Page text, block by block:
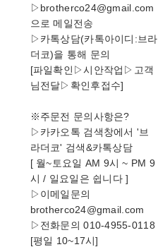
▷brotherco24@gmail.com
으로 메일전송
▷카톡상담(카톡아이디:브라
더코)을 통해 문의
[파일확인▷시안작업▷고객
님전달▷확인후접수]
※주문전 문의사항은?
▷카카오톡 검색창에서 '브
라더코' 검색&카톡상담
[ 월~토요일 AM 9시 ~ PM 9
시 / 일요일은 쉽니다 ]
▷이메일문의
brotherco24@gmail.com
▷전화문의 010-4955-0118
[평일 10~17시]